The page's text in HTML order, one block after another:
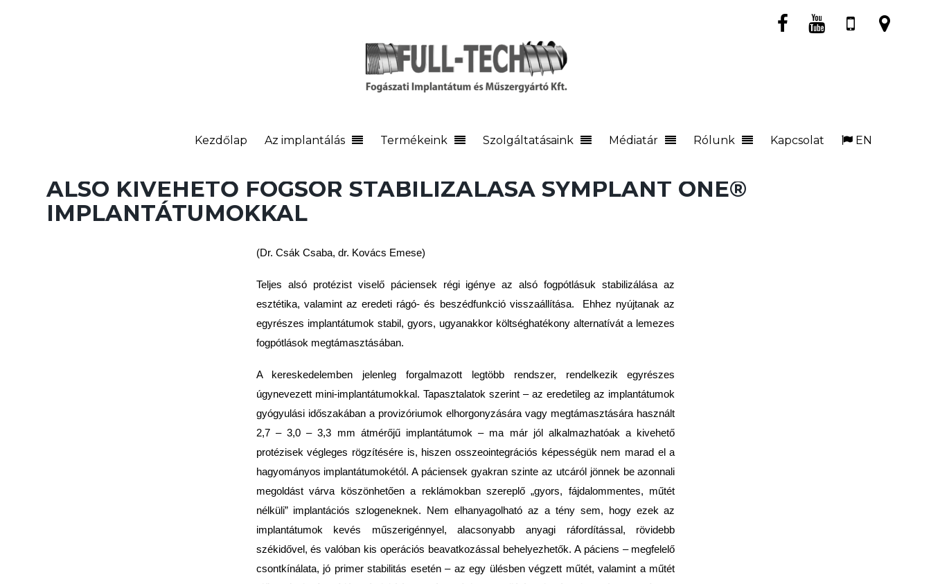
Kezdőlap Az implantálás Termékeink Szolgáltatásaink Médiatár Rólunk Kapcsolat EN
ALSÓ KIVEHETŐ FOGSOR STABILIZÁLÁSA SYMPLANT ONE®
IMPLANTÁTUMOKKAL
(Dr. Csák Csaba, dr. Kovács Emese)
Teljes alsó protézist viselő páciensek régi igénye az alsó fogpótlásuk stabilizálása az
esztétika, valamint az eredeti rágó- és beszédfunkció visszaállítása. Ehhez nyújtanak az
egyrészes implantátumok stabil, gyors, ugyanakkor költséghatékony alternatívát a lemezes
fogpótlások megtámasztásában.
A kereskedelemben jelenleg forgalmazott legtöbb rendszer, rendelkezik egyrészes
úgynevezett mini-implantátumokkal. Tapasztalatok szerint – az eredetileg az implantátumok
gyógyulási időszakában a provizóriumok elhorgonyzására vagy megtámasztására használt
2,7 – 3,0 – 3,3 mm átmérőjű implantátumok – ma már jól alkalmazhatóak a kivehető
protézisek végleges rögzítésére is, hiszen osszeointegrációs képességük nem marad el a
hagyományos implantátumokétól. A páciensek gyakran szinte az utcáról jönnek be azonnali
megoldást várva köszönhetően a reklámokban szereplő „gyors, fájdalommentes, műtét
nélküli” implantációs szlogeneknek. Nem elhanyagolható az a tény sem, hogy ezek az
implantátumok kevés műszerigénnyel, alacsonyabb anyagi ráfordítással, rövidebb
székidővel, és valóban kis operációs beavatkozással behelyezhetők. A páciens – megfelelő
csontkínálata, jó primer stabilitás esetén – az egy ülésben végzett műtét, valamint a műtét